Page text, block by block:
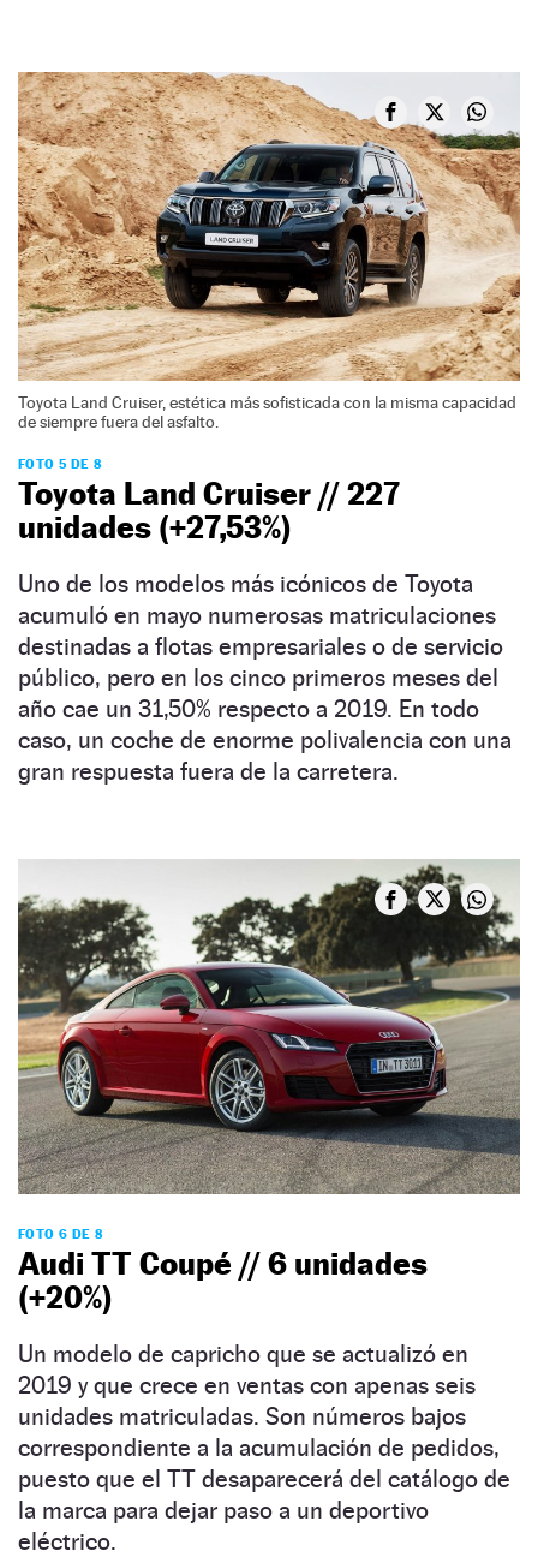
Toyota Land Cruiser, estética más sofisticada con la misma capacidad
de siempre fuera del asfalto.
FOTO 5 DE 8
Toyota Land Cruiser // 227
unidades (+27,53%)
Uno de los modelos más icónicos de Toyota
acumuló en mayo numerosas matriculaciones
destinadas a flotas empresariales o de servicio
público, pero en los cinco primeros meses del
año cae un 31,50% respecto a 2019. En todo
caso, un coche de enorme polivalencia con una
gran respuesta fuera de la carretera.
FOTO 6 DE 8
Audi TT Coupé // 6 unidades
(+20%)
Un modelo de capricho que se actualizó en
2019 y que crece en ventas con apenas seis
unidades matriculadas. Son números bajos
correspondiente a la acumulación de pedidos,
puesto que el TT desaparecerá del catálogo de
la marca para dejar paso a un deportivo
eléctrico.